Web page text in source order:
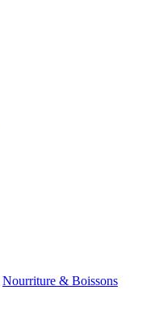
Nourriture & Boissons